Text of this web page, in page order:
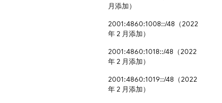
月添加）
2001:4860:1008::/48（2022
年 2 月添加）
2001:4860:1018::/48（2022
年 2 月添加）
2001:4860:1019::/48（2022
年 2 月添加）